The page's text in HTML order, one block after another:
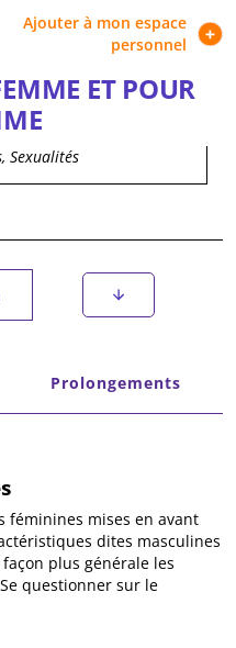
Ajouter à mon espace
personnel
ET POUR
Sexualités
Prolongements
féminines mises en avant
dites masculines
plus générale les
questionner sur le